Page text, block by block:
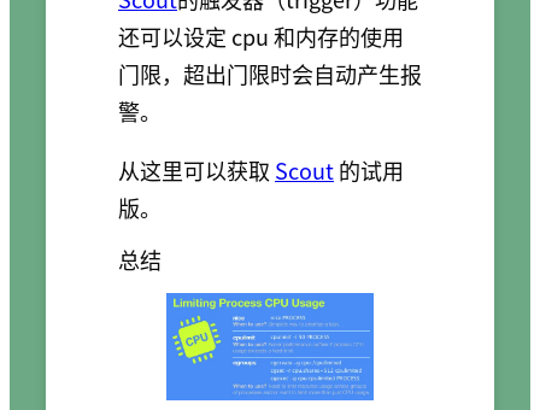
还可以设定 cpu 和内存的使用
门限，超出门限时会自动产生报
警。
从这里可以获取 Scout的试用
版。
总结